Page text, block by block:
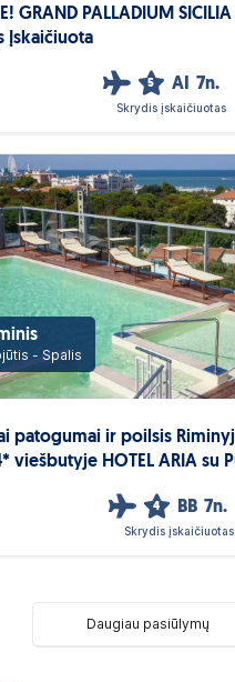
GRAND PALLADIUM SICILIA
Įskaičiuota
5 AI 7n.
Skrydis įskaičiuotas
- Spalis
patogumai ir poilsis
viešbutyje HOTEL ARIA su
4 BB 7n.
Skrydis įskaičiuotas
Daugiau pasiūlymų